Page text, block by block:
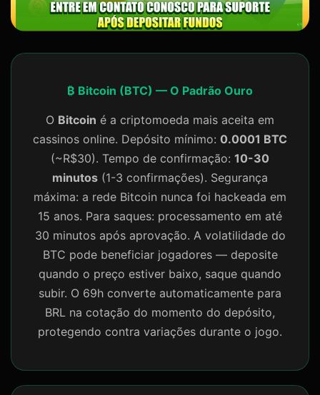
₿ Bitcoin (BTC) — O Padrão Ouro
O Bitcoin é a criptomoeda mais aceita em
cassinos online. Depósito mínimo: 0.0001 BTC
(~R$30). Tempo de confirmação: 10-30
minutos (1-3 confirmações). Segurança
máxima: a rede Bitcoin nunca foi hackeada em
15 anos. Para saques: processamento em até
30 minutos após aprovação. A volatilidade do
BTC pode beneficiar jogadores — deposite
quando o preço estiver baixo, saque quando
subir. O 69h converte automaticamente para
BRL na cotação do momento do depósito,
protegendo contra variações durante o jogo.